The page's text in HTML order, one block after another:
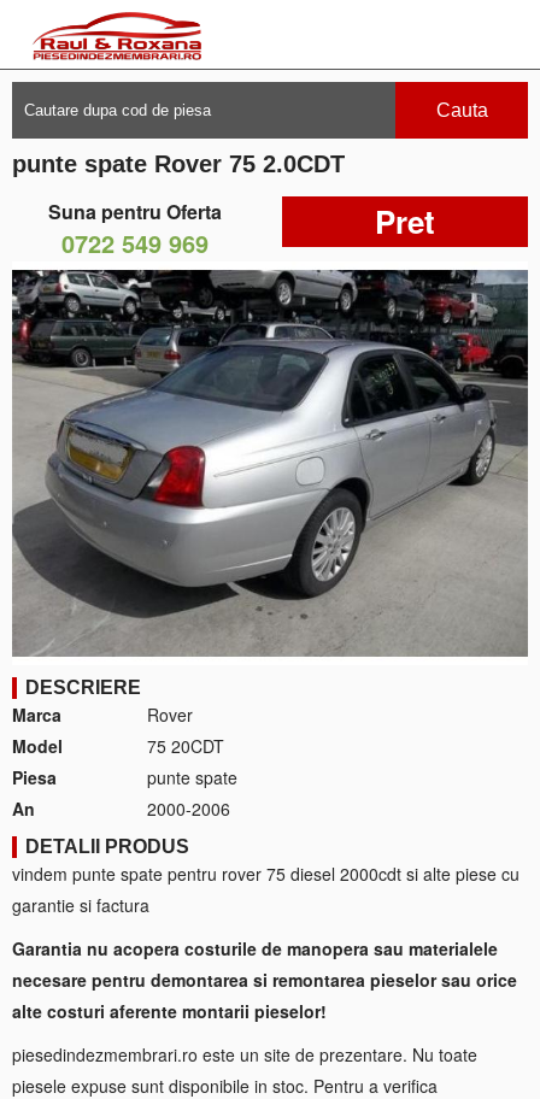
Cauta
punte spate Rover 75 2.0CDT
Suna pentru Oferta
0722 549 969 Pret
DESCRIERE
Marca
Rover
Model
75 20CDT
Piesa
punte spate
An
2000-2006
DETALII PRODUS
vindem punte spate pentru rover 75 diesel 2000cdt si alte piese cu
garantie si factura
Garantia nu acopera costurile de manopera sau materialele
necesare pentru demontarea si remontarea pieselor sau orice
alte costuri aferente montarii pieselor!
piesedindezmembrari.ro este un site de prezentare. Nu toate
piesele expuse sunt disponibile in stoc. Pentru a verifica